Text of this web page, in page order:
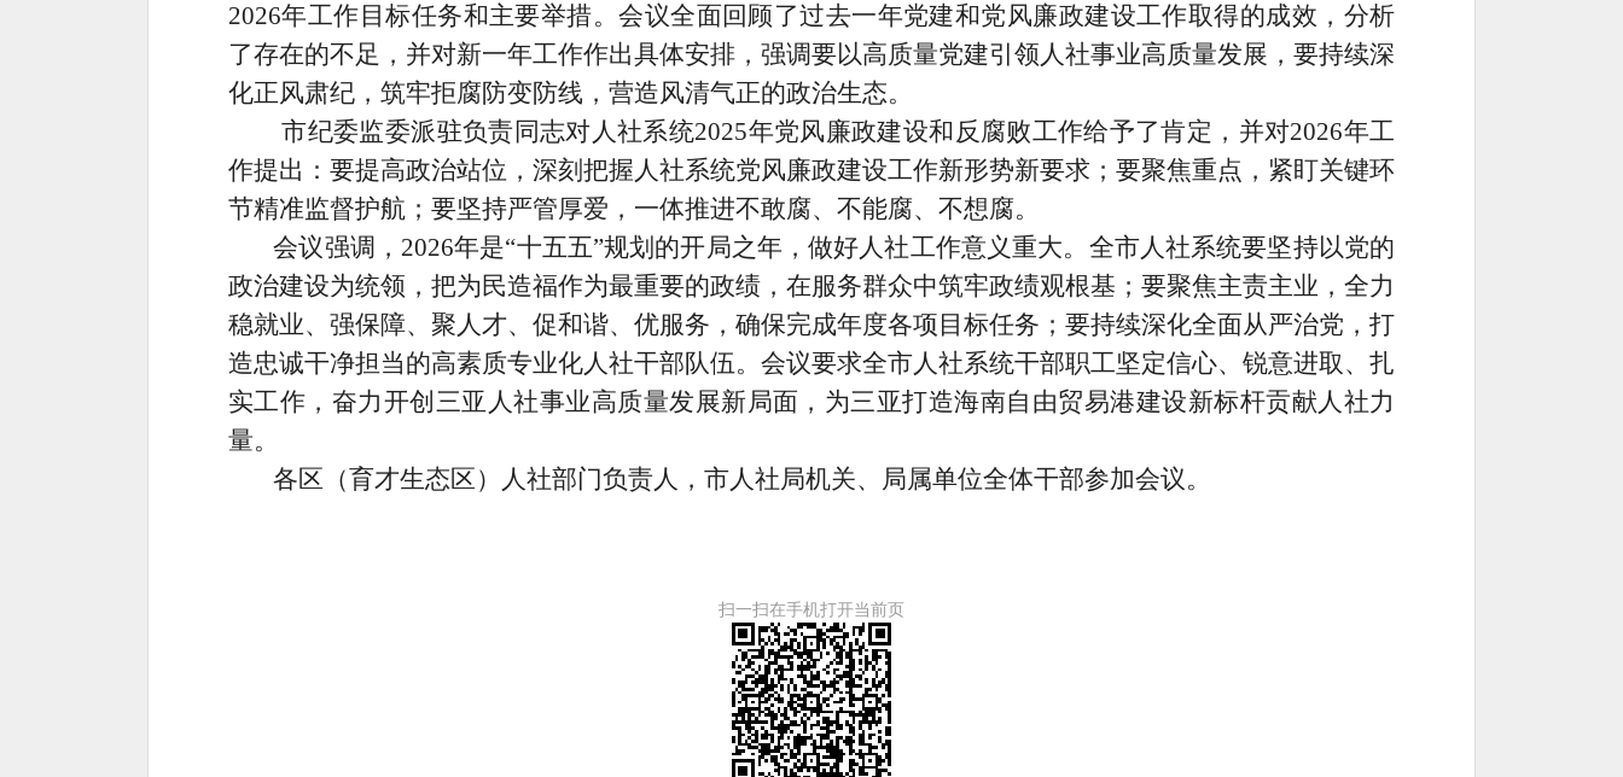
2026年工作目标任务和主要举措。会议全面回顾了过去一年党建和党风廉政建设工作取得的成效，分析
了存在的不足，并对新一年工作作出具体安排，强调要以高质量党建引领人社事业高质量发展，要持续深
化正风肃纪，筑牢拒腐防变防线，营造风清气正的政治生态。
市纪委监委派驻负责同志对人社系统2025年党风廉政建设和反腐败工作给予了肯定，并对2026年工
作提出：要提高政治站位，深刻把握人社系统党风廉政建设工作新形势新要求；要聚焦重点，紧盯关键环
节精准监督护航；要坚持严管厚爱，一体推进不敢腐、不能腐、不想腐。
会议强调，2026年是“十五五”规划的开局之年，做好人社工作意义重大。全市人社系统要坚持以党的
政治建设为统领，把为民造福作为最重要的政绩，在服务群众中筑牢政绩观根基；要聚焦主责主业，全力
稳就业、强保障、聚人才、促和谐、优服务，确保完成年度各项目标任务；要持续深化全面从严治党，打
造忠诚干净担当的高素质专业化人社干部队伍。会议要求全市人社系统干部职工坚定信心、锐意进取、扎
实工作，奋力开创三亚人社事业高质量发展新局面，为三亚打造海南自由贸易港建设新标杆贡献人社力
量。
各区（育才生态区）人社部门负责人，市人社局机关、局属单位全体干部参加会议。
扫一扫在手机打开当前页